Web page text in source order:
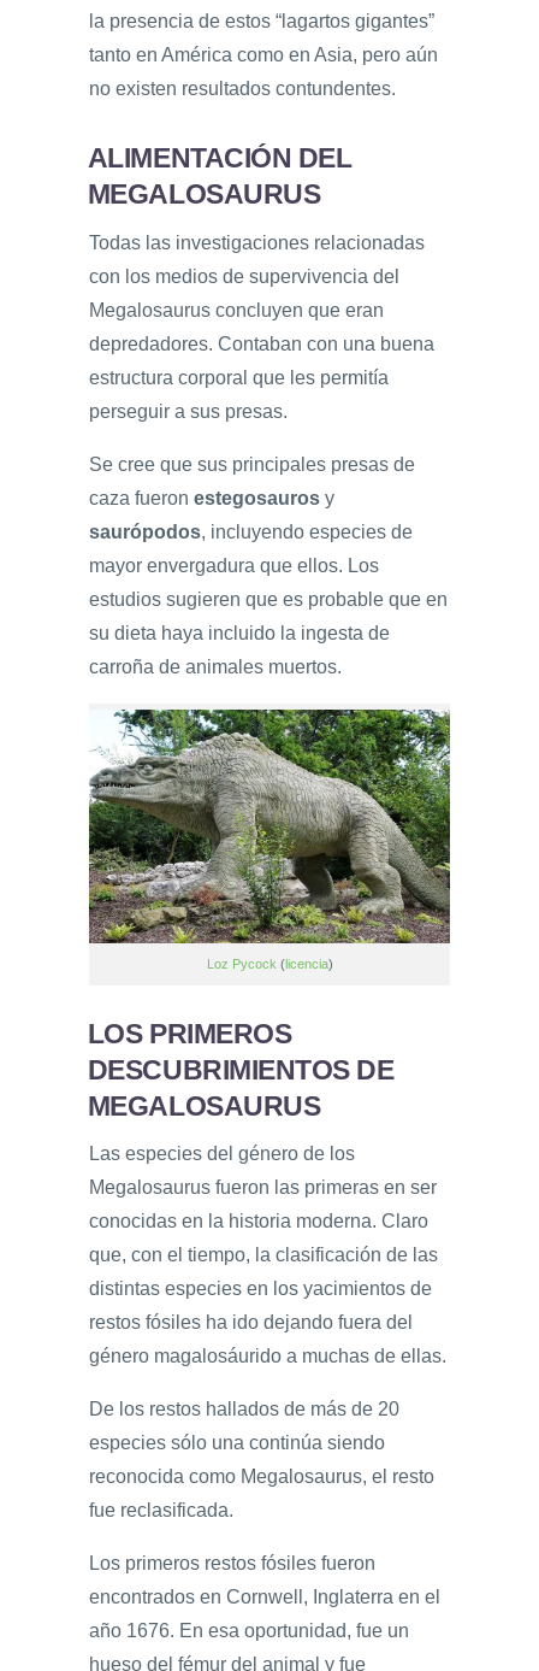
la presencia de estos “lagartos gigantes”
tanto en América como en Asia, pero aún
no existen resultados contundentes.
ALIMENTACIÓN DEL
MEGALOSAURUS
Todas las investigaciones relacionadas
con los medios de supervivencia del
Megalosaurus concluyen que eran
depredadores. Contaban con una buena
estructura corporal que les permitía
perseguir a sus presas.
Se cree que sus principales presas de
caza fueron estegosauros y
saurópodos, incluyendo especies de
mayor envergadura que ellos. Los
estudios sugieren que es probable que en
su dieta haya incluido la ingesta de
carroña de animales muertos.
Loz Pycock (licencia)
LOS PRIMEROS
DESCUBRIMIENTOS DE
MEGALOSAURUS
Las especies del género de los
Megalosaurus fueron las primeras en ser
conocidas en la historia moderna. Claro
que, con el tiempo, la clasificación de las
distintas especies en los yacimientos de
restos fósiles ha ido dejando fuera del
género magalosáurido a muchas de ellas.
De los restos hallados de más de 20
especies sólo una continúa siendo
reconocida como Megalosaurus, el resto
fue reclasificada.
Los primeros restos fósiles fueron
encontrados en Cornwell, Inglaterra en el
año 1676. En esa oportunidad, fue un
hueso del fémur del animal y fue